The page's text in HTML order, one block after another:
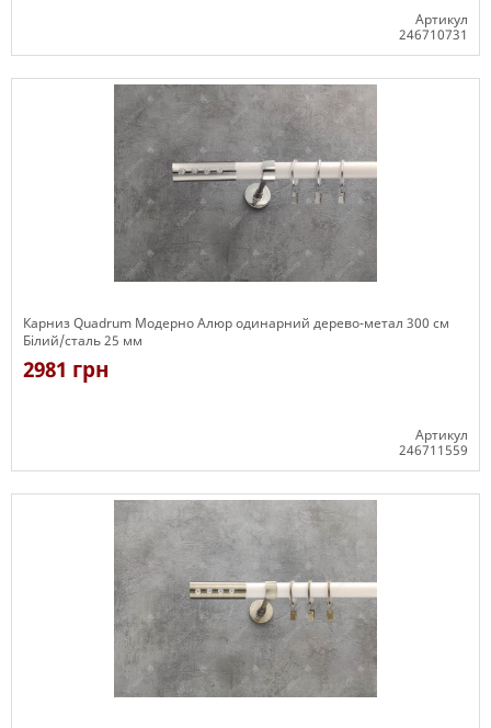
Артикул
246710731
Карниз Quadrum Модерно Алюр одинарний дерево-метал 300 см
Білий/сталь 25 мм
2981 грн
Артикул
246711559